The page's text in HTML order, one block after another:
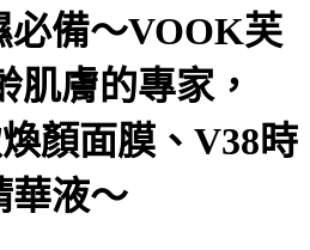
必備～VOOK芙
肌膚的專家，
顏面膜、V38時
華液～